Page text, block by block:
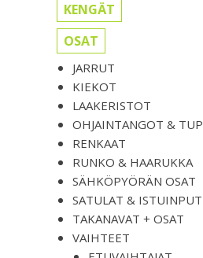
KENGÄT
OSAT
JARRUT
KIEKOT
LAAKERISTOT
OHJAINTANGOT &
RENKAAT
RUNKO & HAARUKKA
SÄHKÖPYÖRÄN OSAT
SATULAT &
TAKANAVAT + OSAT
VAIHTEET